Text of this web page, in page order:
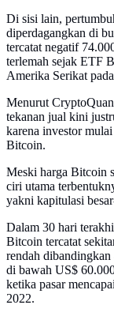
Di sisi lain,
diperdagangkan di
tercatat negatif
terlemah sejak ETF
Amerika Serikat
Menurut
tekanan jual kini
karena investor
Bitcoin.
Meski harga Bitcoin
ciri utama
yakni kapitulasi
Dalam 30 hari
Bitcoin tercatat
rendah
di bawah US$
ketika pasar
2022.